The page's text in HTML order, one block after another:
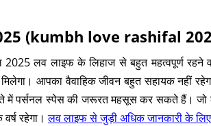
(kumbh love rashifal
2025 लव लाइफ के लिहाज से बहुत महत्वपूर्ण
आपका वैवाहिक जीवन बहुत सहायक नहीं
में पर्सनल स्पेस की जरूरत महसूस कर सकते हैं। जो
रहेगा।लव लाइफ से जुड़ी अधिक जानकारी के